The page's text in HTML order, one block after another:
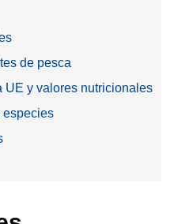
de pesca
UE y valores nutricionales
especies